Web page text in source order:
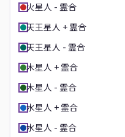
火星人 - 霊合
天王星人 + 霊合
天王星人 - 霊合
木星人 + 霊合
木星人 - 霊合
水星人 + 霊合
水星人 - 霊合